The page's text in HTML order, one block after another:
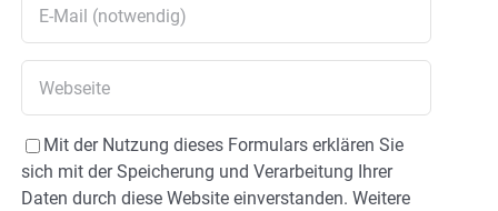
Mit der Nutzung dieses Formulars erklären Sie
sich mit der Speicherung und Verarbeitung Ihrer
Daten durch diese Website einverstanden. Weitere